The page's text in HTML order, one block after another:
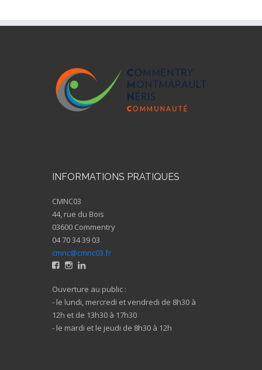
INFORMATIONS PRATIQUES
CMNC03
44, rue du Bois
03600 Commentry
04 70 34 39 03
cmnc@cmnc03.fr
Ouverture au public :
- le lundi, mercredi et vendredi de 8h30 à
12h et de 13h30 à 17h30
- le mardi et le jeudi de 8h30 à 12h